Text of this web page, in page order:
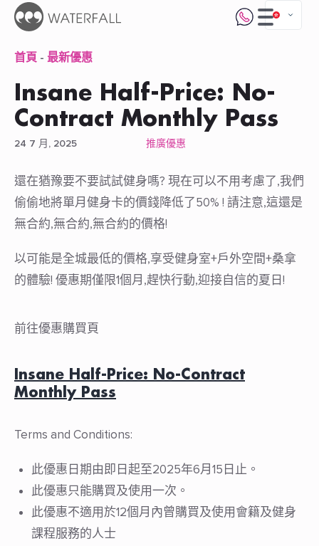
首頁 - 最新優惠
Insane Half-Price: No-
Contract Monthly Pass
24 7 月, 2025 推廣優惠
還在猶豫要不要試試健身嗎? 現在可以不用考慮了,我們
偷偷地將單月健身卡的價錢降低了50% ! 請注意,這還是
無合約,無合約,無合約的價格!
以可能是全城最低的價格,享受健身室+戶外空間+桑拿
的體驗! 優惠期僅限1個月,趕快行動,迎接自信的夏日!
前往優惠購買頁
Insane Half-Price: No-Contract
Monthly Pass
Terms and Conditions:
⁠此優惠日期由即日起至2025年6月15日止。
此優惠只能購買及使用一次。
此優惠不適用於12個月內曾購買及使用會籍及健身
課程服務的人士